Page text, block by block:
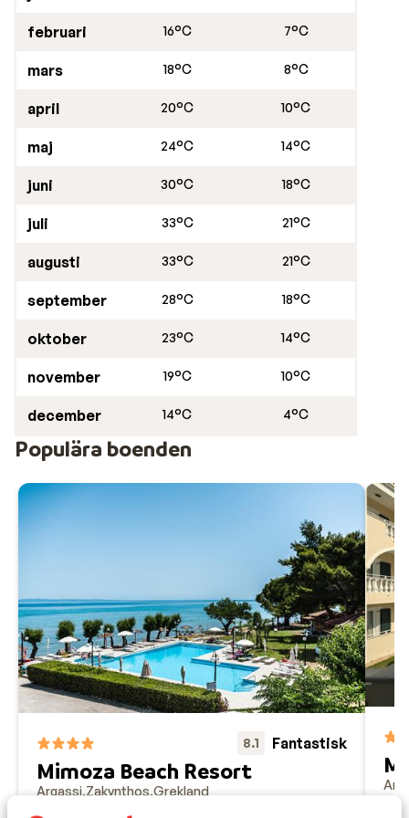
februari 16°C 7°C
mars 18°C 8°C
april 20°C 10°C
maj 24°C 14°C
juni 30°C 18°C
juli 33°C 21°C
augusti 33°C 21°C
september 28°C 18°C
oktober 23°C 14°C
november 19°C 10°C
december 14°C 4°C
Populära boenden
8.1 Fantastisk
Mimoza Beach Resort
Argassi Zakynthos Grekland